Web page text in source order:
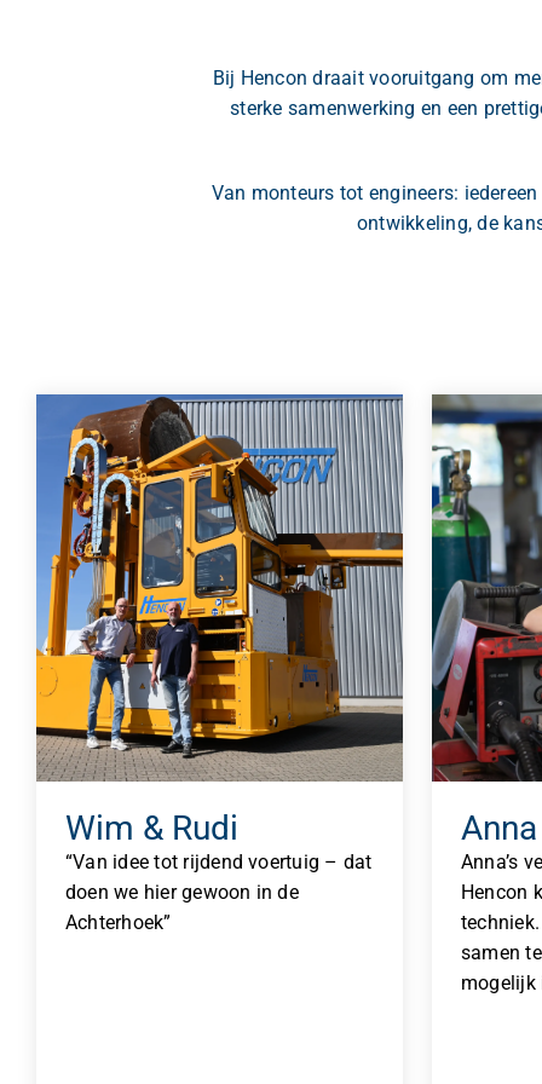
Bij Hencon draait vooruitgang om
sterke samenwerking en een
Van monteurs tot engineers:
ontwikkeling, de
Wim & Rudi
“Van idee tot rijdend voertuig – dat
doen we hier gewoon in de
Achterhoek”
Anna
Anna’s
Hencon
samen
mogelijk